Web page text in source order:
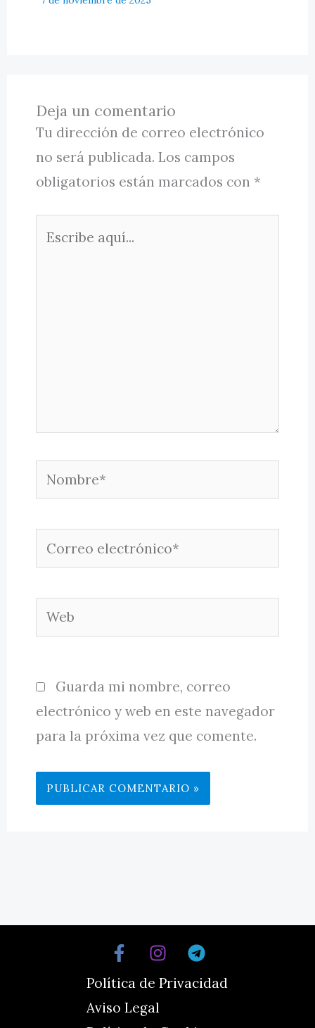
Deja un comentario
Tu dirección de correo electrónico
no será publicada. Los campos
obligatorios están marcados con *
Nombre*
Correo
electrónico*
Web
Guarda mi nombre, correo
electrónico y web en este navegador
para la próxima vez que comente.
Política de Privacidad
Aviso Legal